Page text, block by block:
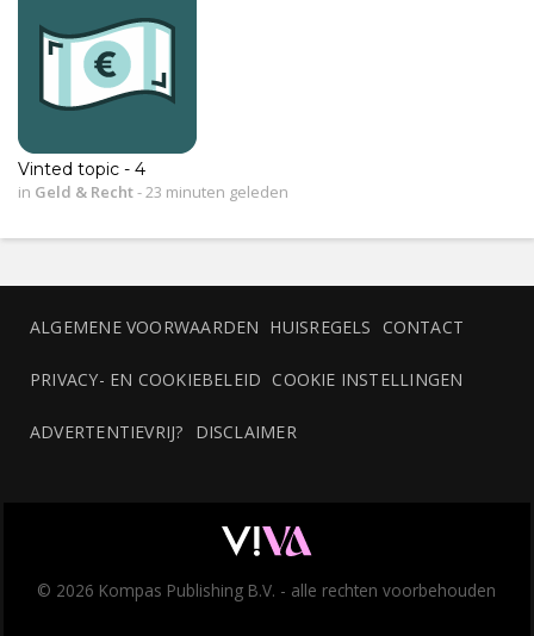
Vinted topic - 4
in Geld & Recht- 23 minuten geleden
ALGEMENE VOORWAARDEN HUISREGELS CONTACT
PRIVACY- EN COOKIEBELEID COOKIE INSTELLINGEN
ADVERTENTIEVRIJ? DISCLAIMER
© 2026 Kompas Publishing B.V. - alle rechten voorbehouden